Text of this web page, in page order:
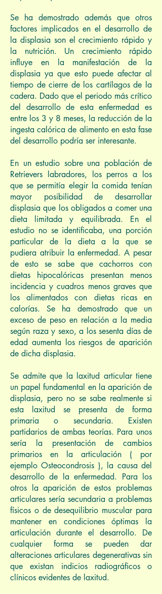
Se ha demostrado además que otros
factores implicados en el desarrollo de
la displasia son el crecimiento rápido y
la nutrición. Un crecimiento rápido
influye en la manifestación de la
displasia ya que esto puede afectar al
tiempo de cierre de los cartílagos de la
cadera. Dado que el periodo más crítico
del desarrollo de esta enfermedad es
entre los 3 y 8 meses, la reducción de la
ingesta calórica de alimento en esta fase
del desarrollo podría ser interesante.
En un estudio sobre una población de
Retrievers labradores, los perros a los
que se permitía elegir la comida tenían
mayor posibilidad de desarrollar
displasia que los obligados a comer una
dieta limitada y equilibrada. En el
estudio no se identificaba, una porción
particular de la dieta a la que se
pudiera atribuir la enfermedad. A pesar
de esto se sabe que cachorros con
dietas hipocalóricas presentan menos
incidencia y cuadros menos graves que
los alimentados con dietas ricas en
calorías. Se ha demostrado que un
exceso de peso en relación a la media
según raza y sexo, a los sesenta días de
edad aumenta los riesgos de aparición
de dicha displasia.
Se admite que la laxitud articular tiene
un papel fundamental en la aparición de
displasia, pero no se sabe realmente si
esta laxitud se presenta de forma
primaria o secundaria. Existen
partidarios de ambas teorías. Para unos
sería la presentación de cambios
primarios en la articulación ( por
ejemplo Osteocondrosis ), la causa del
desarrollo de la enfermedad. Para los
otros la aparición de estos problemas
articulares sería secundaria a problemas
físicos o de desequilibrio muscular para
mantener en condiciones óptimas la
articulación durante el desarrollo. De
cualquier forma se pueden dar
alteraciones articulares degenerativas sin
que existan indicios radiográficos o
clínicos evidentes de laxitud.